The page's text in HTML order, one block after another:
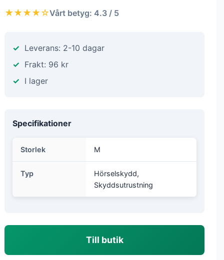
★★★★☆Vårt betyg: 4.3 / 5
Leverans: 2-10 dagar
Frakt: 96 kr
I lager
Specifikationer
Storlek M
Typ
Hörselskydd,
Skyddsutrustning
Till butik